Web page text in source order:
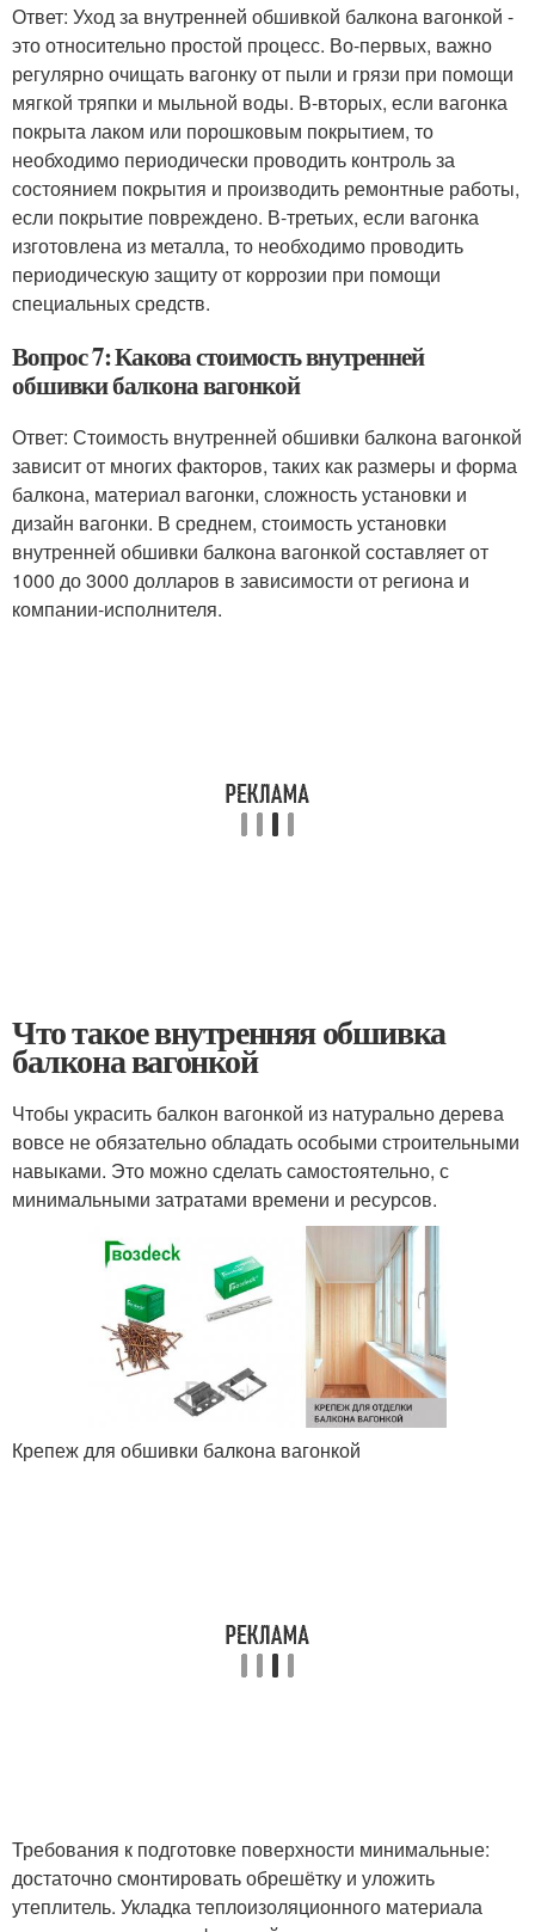
Ответ: Уход за внутренней обшивкой балкона вагонкой -
это относительно простой процесс. Во-первых, важно
регулярно очищать вагонку от пыли и грязи при помощи
мягкой тряпки и мыльной воды. В-вторых, если вагонка
покрыта лаком или порошковым покрытием, то
необходимо периодически проводить контроль за
состоянием покрытия и производить ремонтные работы,
если покрытие повреждено. В-третьих, если вагонка
изготовлена из металла, то необходимо проводить
периодическую защиту от коррозии при помощи
специальных средств.
Вопрос 7: Какова стоимость внутренней
обшивки балкона вагонкой
Ответ: Стоимость внутренней обшивки балкона вагонкой
зависит от многих факторов, таких как размеры и форма
балкона, материал вагонки, сложность установки и
дизайн вагонки. В среднем, стоимость установки
внутренней обшивки балкона вагонкой составляет от
1000 до 3000 долларов в зависимости от региона и
компании-исполнителя.
Что такое внутренняя обшивка
балкона вагонкой
Чтобы украсить балкон вагонкой из натурально дерева
вовсе не обязательно обладать особыми строительными
навыками. Это можно сделать самостоятельно, с
минимальными затратами времени и ресурсов.
Крепеж для обшивки балкона вагонкой
Требования к подготовке поверхности минимальные:
достаточно смонтировать обрешётку и уложить
утеплитель. Укладка теплоизоляционного материала